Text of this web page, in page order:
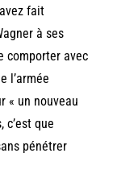
fait
à ses
comporter avec
l’armée
« un nouveau
c’est que
pénétrer